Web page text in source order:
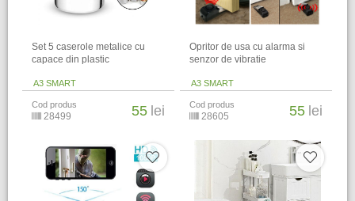
Set 5 caserole metalice cu
capace din plastic
A3 SMART
Cod produs
28499 55 lei
Opritor de usa cu alarma si
senzor de vibratie
A3 SMART
Cod produs
28605 55 lei